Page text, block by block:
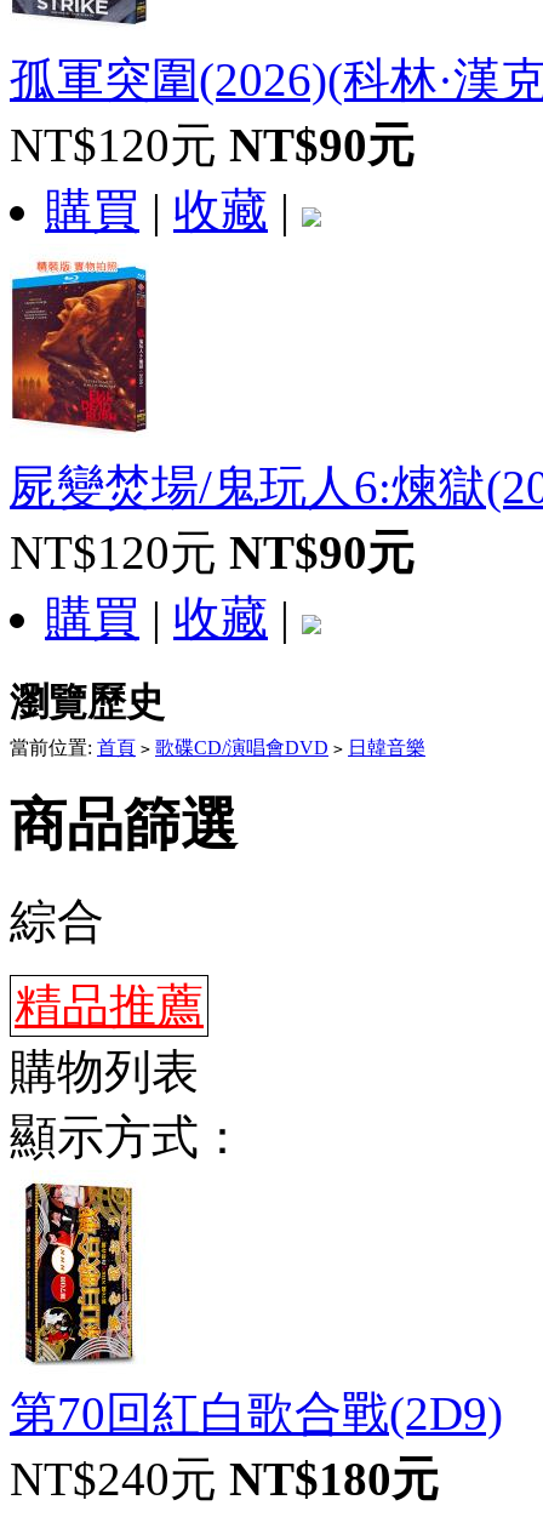
孤軍突圍(2026)(科林·漢
NT$120元 NT$90元
購買 | 收藏 |
屍變焚場/鬼玩人6:煉獄
NT$120元 NT$90元
購買 | 收藏 |
瀏覽歷史
當前位置: 首頁 > 歌碟CD/演唱會DVD > 日韓音樂
商品篩選
綜合
精品推薦
購物列表
顯示方式：
第70回紅白歌合戰(2D9)
NT$240元 NT$180元